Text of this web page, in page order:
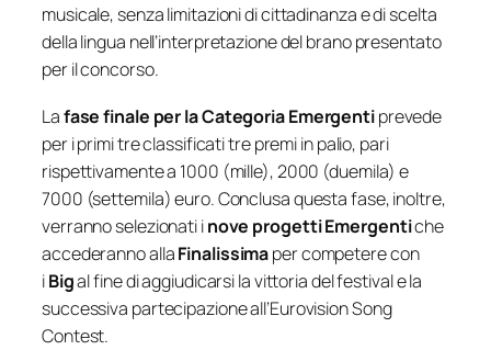
musicale, senza limitazioni di cittadinanza e di scelta
della lingua nell’interpretazione del brano presentato
per il concorso.
Lafase finale per la Categoria Emergentiprevede
per i primi tre classificati tre premi in palio, pari
rispettivamente a 1000 (mille), 2000 (duemila) e
7000 (settemila) euro. Conclusa questa fase, inoltre,
verranno selezionati inove progetti Emergentiche
accederanno allaFinalissimaper competere con
iBigal fine di aggiudicarsi la vittoria del festival e la
successiva partecipazione all’Eurovision Song
Contest.